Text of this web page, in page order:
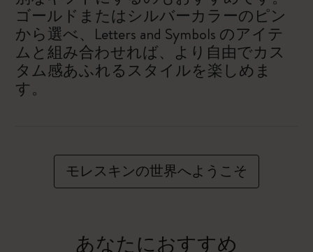
ゴールドまたはシルバーカラーのピン
から選べ、Letters and Symbols のアイテ
ムと組み合わせれば、より自由でカス
タム感あふれるスタイルを楽しめま
す。
モレスキンの世界へようこそ
あなたにおすすめ